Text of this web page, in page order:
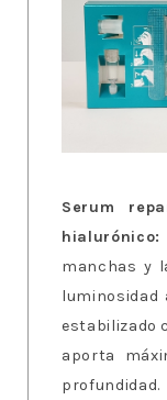
Serum
hialurónico:
manchas y
estabilizado
aporta